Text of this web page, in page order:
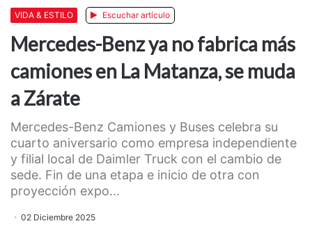
VIDA & ESTILO Escuchar artículo
Mercedes-Benz ya no fabrica más
camiones en La Matanza, se muda
a Zárate
Mercedes-Benz Camiones y Buses celebra su
cuarto aniversario como empresa independiente
y filial local de Daimler Truck con el cambio de
sede. Fin de una etapa e inicio de otra con
proyección expo...
02 Diciembre 2025